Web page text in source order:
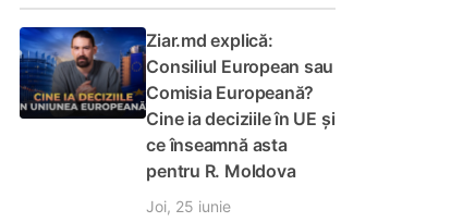
Ziar.md explică:
Consiliul European sau
Comisia Europeană?
Cine ia deciziile în UE și
ce înseamnă asta
pentru R. Moldova
Joi, 25 iunie